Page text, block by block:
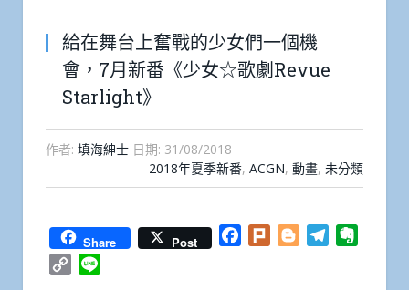
給在舞台上奮戰的少女們一個機
會，7月新番《少女☆歌劇Revue
Starlight》
作者: 填海紳士 日期: 31/08/2018
2018年夏季新番, ACGN, 動畫, 未分類
Share Post Facebook
Plurk BloggerTelegram
Copy